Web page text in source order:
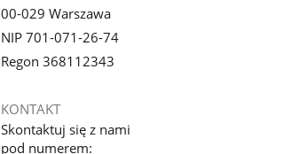
00-029 Warszawa
NIP 701-071-26-74
Regon 368112343
KONTAKT
Skontaktuj się z nami
pod numerem: